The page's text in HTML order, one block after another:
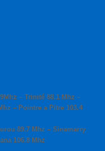
– Trinité 88.1 Mhz –
– Pointre a Pitre 103.4
89.7 Mhz – Sinamarry
106.8 Mhz